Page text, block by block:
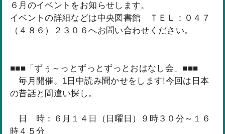
６月のイベントをお知らせします。
イベントの詳細などは中央図書館 ＴＥＬ：０４７
（４８６）２３０６へお問い合わせください。
■■■「ずぅ～っとずっとずっとおはなし会」■■■
毎月開催。1日中読み聞かせをします!今回は日本
の昔話と間違い探し。
日 時：６月１４日（日曜日）９時３０分～１６
時４５分